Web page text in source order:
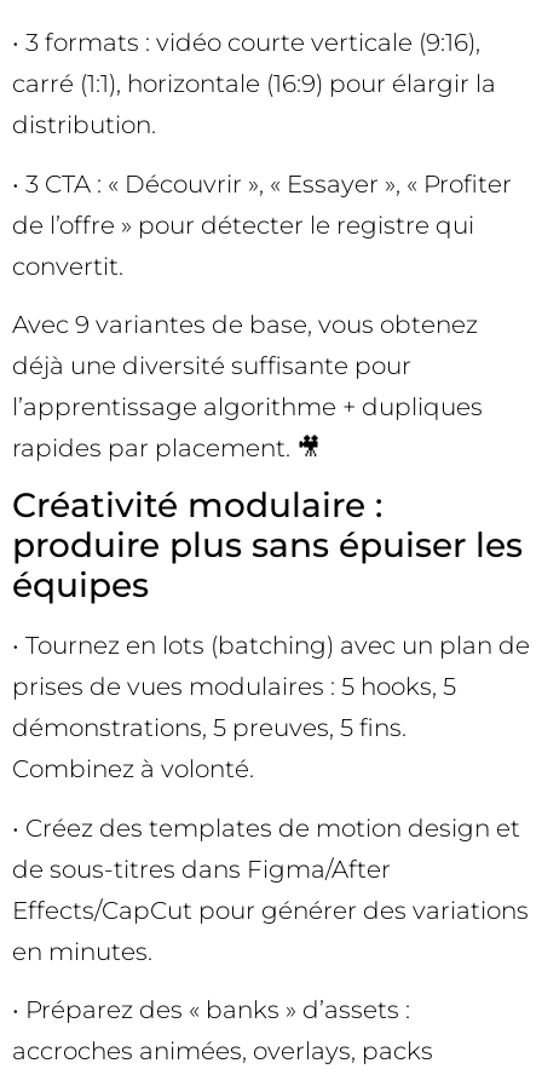
• 3 formats : vidéo courte verticale (9:16),
carré (1:1), horizontale (16:9) pour élargir la
distribution.
• 3 CTA : « Découvrir », « Essayer », « Profiter
de l’offre » pour détecter le registre qui
convertit.
Avec 9 variantes de base, vous obtenez
déjà une diversité suffisante pour
l’apprentissage algorithme + dupliques
rapides par placement. 🎥
Créativité modulaire :
produire plus sans épuiser les
équipes
• Tournez en lots (batching) avec un plan de
prises de vues modulaires : 5 hooks, 5
démonstrations, 5 preuves, 5 fins.
Combinez à volonté.
• Créez des templates de motion design et
de sous-titres dans Figma/After
Effects/CapCut pour générer des variations
en minutes.
• Préparez des « banks » d’assets :
accroches animées, overlays, packs